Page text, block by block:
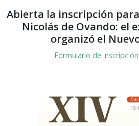
Abierta la inscripción
Nicolás de Ovando: el
organizó el
Formulario de